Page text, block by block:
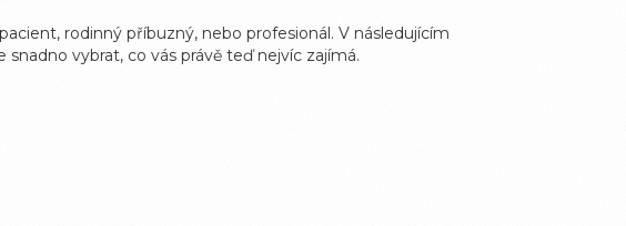
rodinný příbuzný, nebo profesionál. V následujícím
vybrat, co vás právě teď nejvíc zajímá.